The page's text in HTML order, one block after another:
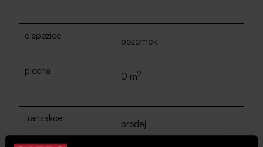
dispozice
pozemek
plocha
0 m2
transakce
prodej